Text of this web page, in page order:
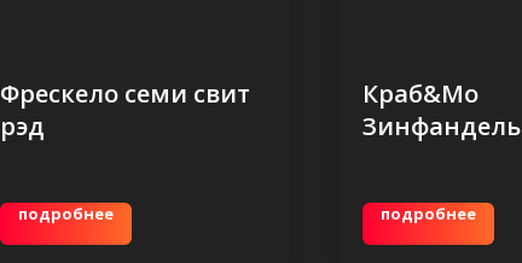
Фрескело семи свит
рэд
подробнее
Краб&Мо
Зинфандель
подробнее